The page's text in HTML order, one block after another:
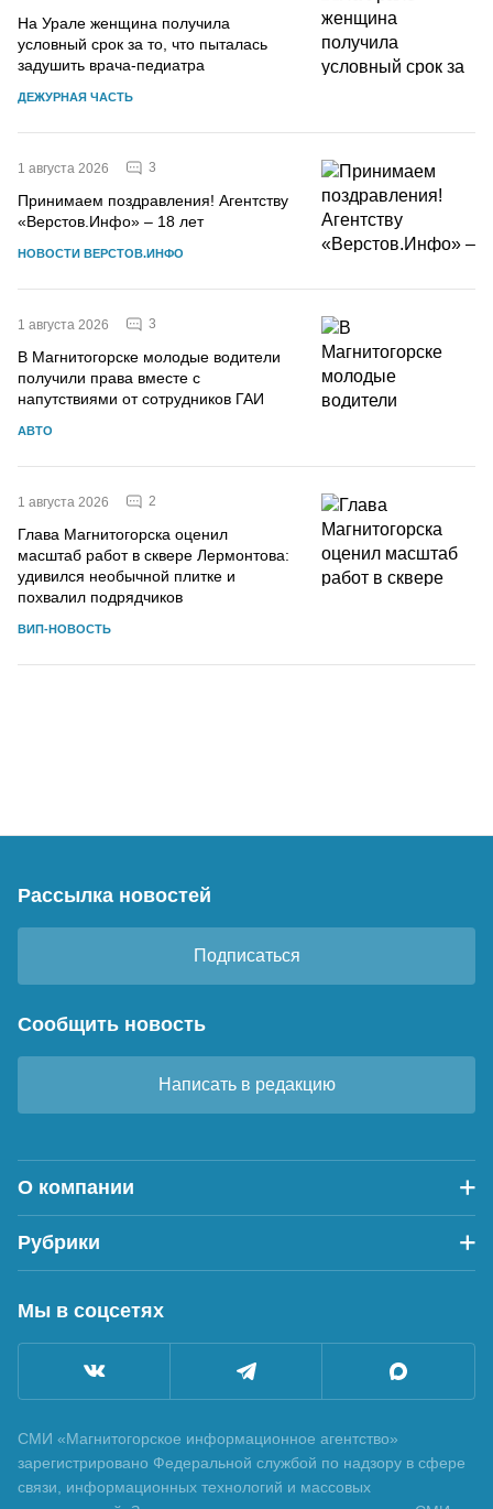
На Урале женщина получила
условный срок за то, что пыталась
задушить врача-педиатра
ДЕЖУРНАЯ ЧАСТЬ
1 августа 2026 3
Принимаем поздравления! Агентству
«Верстов.Инфо» – 18 лет
НОВОСТИ ВЕРСТОВ.ИНФО
1 августа 2026 3
В Магнитогорске молодые водители
получили права вместе с
напутствиями от сотрудников ГАИ
АВТО
1 августа 2026 2
Глава Магнитогорска оценил
масштаб работ в сквере Лермонтова:
удивился необычной плитке и
похвалил подрядчиков
ВИП-НОВОСТЬ
Рассылка новостей
Подписаться
Сообщить новость
Написать в редакцию
О компании
Рубрики
Мы в соцсетях
СМИ «Магнитогорское информационное агентство»
зарегистрировано Федеральной службой по надзору в сфере
связи, информационных технологий и массовых